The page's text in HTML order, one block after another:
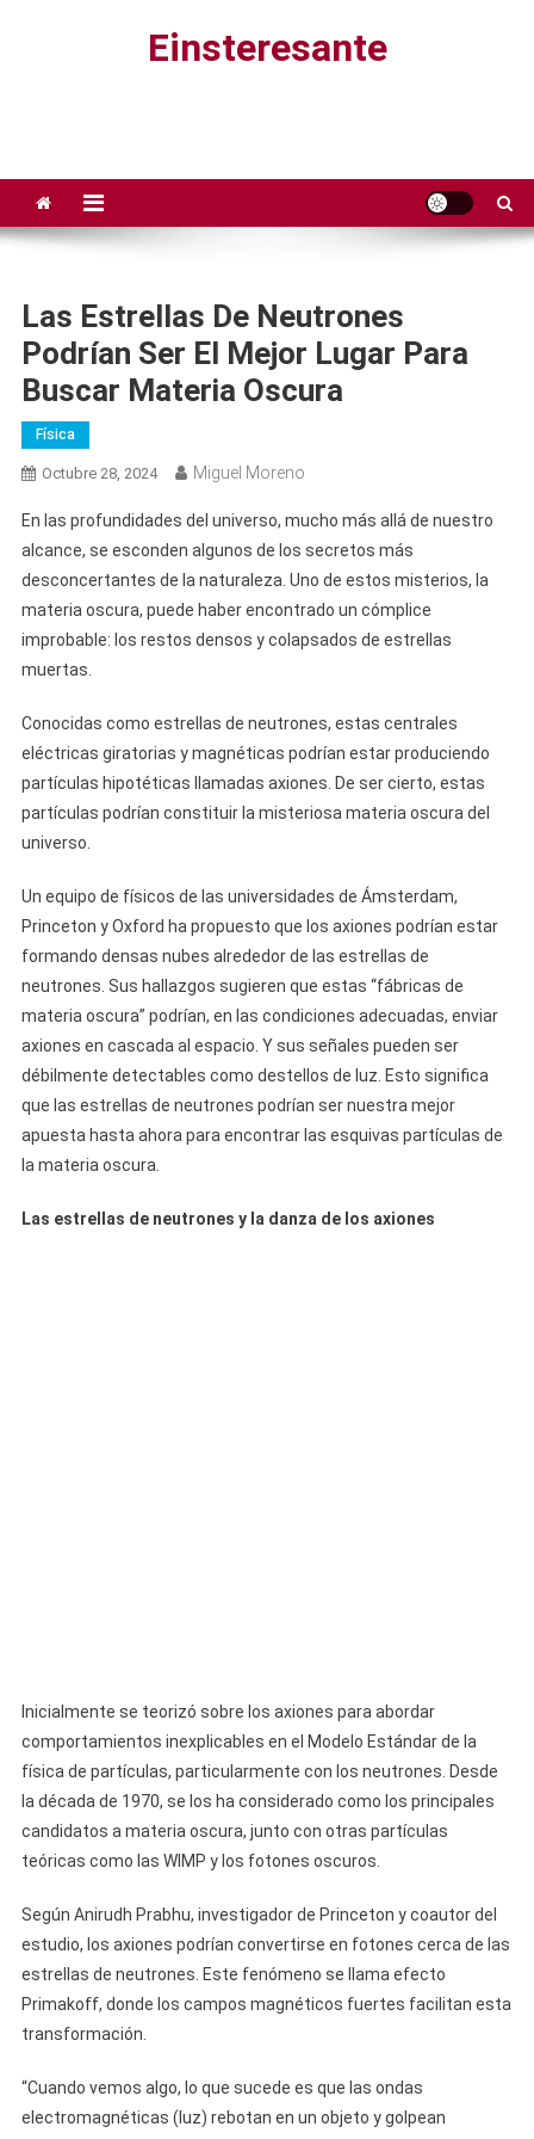
Einsteresante
Las Estrellas De Neutrones
Podrían Ser El Mejor Lugar Para
Buscar Materia Oscura
Física
Octubre 28, 2024 Miguel Moreno
En las profundidades del universo, mucho más allá de nuestro
alcance, se esconden algunos de los secretos más
desconcertantes de la naturaleza. Uno de estos misterios, la
materia oscura, puede haber encontrado un cómplice
improbable: los restos densos y colapsados ​​de estrellas
muertas.
Conocidas como estrellas de neutrones, estas centrales
eléctricas giratorias y magnéticas podrían estar produciendo
partículas hipotéticas llamadas axiones. De ser cierto, estas
partículas podrían constituir la misteriosa materia oscura del
universo.
Un equipo de físicos de las universidades de Ámsterdam,
Princeton y Oxford ha propuesto que los axiones podrían estar
formando densas nubes alrededor de las estrellas de
neutrones. Sus hallazgos sugieren que estas “fábricas de
materia oscura” podrían, en las condiciones adecuadas, enviar
axiones en cascada al espacio. Y sus señales pueden ser
débilmente detectables como destellos de luz. Esto significa
que las estrellas de neutrones podrían ser nuestra mejor
apuesta hasta ahora para encontrar las esquivas partículas de
la materia oscura.
Las estrellas de neutrones y la danza de los axiones
Inicialmente se teorizó sobre los axiones para abordar
comportamientos inexplicables en el Modelo Estándar de la
física de partículas, particularmente con los neutrones. Desde
la década de 1970, se los ha considerado como los principales
candidatos a materia oscura, junto con otras partículas
teóricas como las WIMP y los fotones oscuros.
Según Anirudh Prabhu, investigador de Princeton y coautor del
estudio, los axiones podrían convertirse en fotones cerca de las
estrellas de neutrones. Este fenómeno se llama efecto
Primakoff, donde los campos magnéticos fuertes facilitan esta
transformación.
“Cuando vemos algo, lo que sucede es que las ondas
electromagnéticas (luz) rebotan en un objeto y golpean